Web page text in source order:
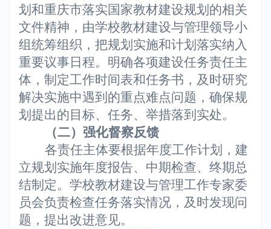
划和重庆市落实国家教材建设规划的相关
文件精神，由学校教材建设与管理领导小
组统筹组织，把规划实施和计划落实纳入
重要议事日程。明确各项建设任务责任主
体，制定工作时间表和任务书，及时研究
解决实施中遇到的重点难点问题，确保规
划提出的目标、任务、举措落到实处。
（二）强化督察反馈
各责任主体要根据年度工作计划，建
立规划实施年度报告、中期检查、终期总
结制定。学校教材建设与管理工作专家委
员会负责检查任务落实情况，及时发现问
题，提出改进意见。